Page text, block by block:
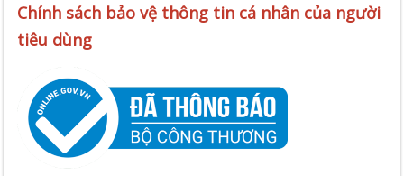
Chính sách bảo vệ thông tin cá nhân của người
tiêu dùng